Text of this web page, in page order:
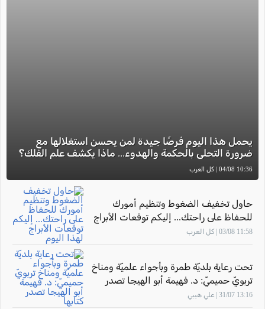
يحمل هذا اليوم فرصًا جيدة لمن يحسن استغلالها مع
ضرورة التحلي بالحكمة والهدوء... ماذا يكشف علم الفلك؟
10:36 04/08 | كل العرب
حاول تخفيف الضغوط وتنظيم أمورك
للحفاظ على راحتك... إليكم توقعات الأبراج
لهذا اليوم
11:58 03/08 | كل العرب
تحت رعاية بلديّة طمرة وبأجواء علميّة ومناخ
تربويّ حميميّ: د. فهيمة أبو الهيجا تصدر
كتابها "أثر المهارة" بحضور الاتّحاد القطريّ
13:16 31/07 | علي هيبي